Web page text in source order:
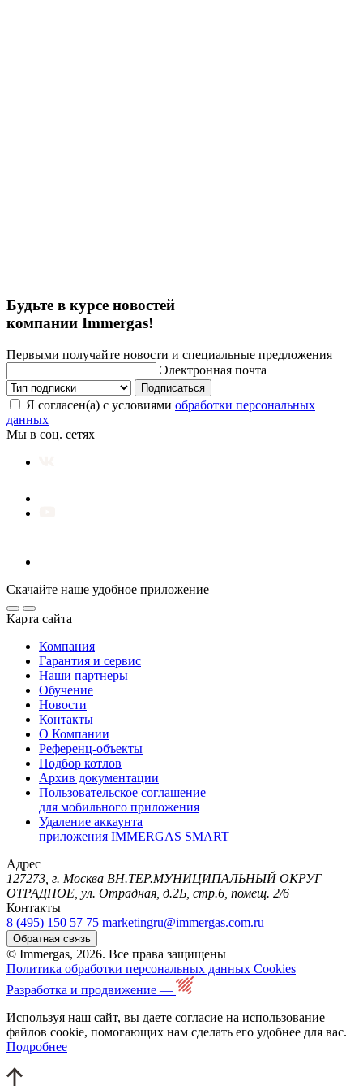
Будьте в курсе новостей
компании Immergas!
Первыми получайте новости и специальные предложения
Электронная почта
Подписаться
Я согласен(а) с условиями обработки персональных
данных
Мы в соц. сетях
Скачайте наше удобное приложение
Карта сайта
Компания
Гарантия и сервис
Наши партнеры
Обучение
Новости
Контакты
О Компании
Референц-объекты
Подбор котлов
Архив документации
Пользовательское соглашение
для мобильного приложения
Удаление аккаунта
приложения IMMERGAS SMART
Адрес
127273, г. Москва ВН.ТЕР.МУНИЦИПАЛЬНЫЙ ОКРУГ
ОТРАДНОЕ, ул. Отрадная, д.2Б, стр.6, помещ. 2/6
Контакты
8 (495) 150 57 75 marketingru@immergas.com.ru
Обратная связь
© Immergas, 2026. Все права защищены
Политика обработки персональных данных Cookies
Разработка и продвижение —
Используя наш сайт, вы даете согласие на использование
файлов cookie, помогающих нам сделать его удобнее для вас.
Подробнее